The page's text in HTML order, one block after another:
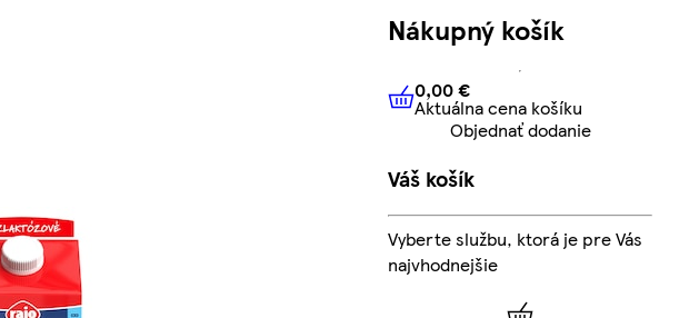
Nákupný košík
0,00 € Aktuálna cena košíku
0,00 €
Aktuálna cena košíku
Objednať dodanie
Váš košík
Vyberte službu, ktorá je pre Vás
najvhodnejšie